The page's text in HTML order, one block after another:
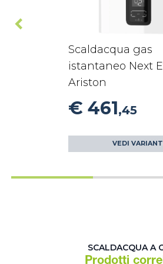
Scaldacqua gas
istantaneo Next
Ariston
€ 461,45
VEDI VARIANTI
SCALDACQUA A